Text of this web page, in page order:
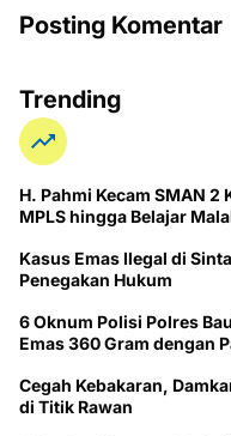
Posting Komentar
Trending
H. Pahmi Kecam SMAN
MPLS hingga Belajar
Kasus Emas Ilegal di
Penegakan Hukum
6 Oknum Polisi Polres
Emas 360 Gram dengan
Cegah Kebakaran,
di Titik Rawan